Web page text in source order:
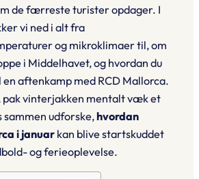
de færreste turister opdager. I
vi ned i alt fra
og mikroklimaer til, om
i Middelhavet, og hvordan du
aften­kamp med RCD Mallorca.
vinterjakken mentalt væk et
sammen udforske,hvordan
i januar kan blive startskuddet
og ferieoplevelse.